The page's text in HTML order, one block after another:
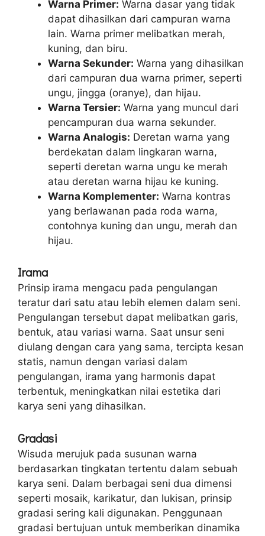
Warna Primer: Warna dasar yang tidak
dapat dihasilkan dari campuran warna
lain. Warna primer melibatkan merah,
kuning, dan biru.
Warna Sekunder: Warna yang dihasilkan
dari campuran dua warna primer, seperti
ungu, jingga (oranye), dan hijau.
Warna Tersier: Warna yang muncul dari
pencampuran dua warna sekunder.
Warna Analogis: Deretan warna yang
berdekatan dalam lingkaran warna,
seperti deretan warna ungu ke merah
atau deretan warna hijau ke kuning.
Warna Komplementer: Warna kontras
yang berlawanan pada roda warna,
contohnya kuning dan ungu, merah dan
hijau.
Irama
Prinsip irama mengacu pada pengulangan
teratur dari satu atau lebih elemen dalam seni.
Pengulangan tersebut dapat melibatkan garis,
bentuk, atau variasi warna. Saat unsur seni
diulang dengan cara yang sama, tercipta kesan
statis, namun dengan variasi dalam
pengulangan, irama yang harmonis dapat
terbentuk, meningkatkan nilai estetika dari
karya seni yang dihasilkan.
Gradasi
Wisuda merujuk pada susunan warna
berdasarkan tingkatan tertentu dalam sebuah
karya seni. Dalam berbagai seni dua dimensi
seperti mosaik, karikatur, dan lukisan, prinsip
gradasi sering kali digunakan. Penggunaan
gradasi bertujuan untuk memberikan dinamika